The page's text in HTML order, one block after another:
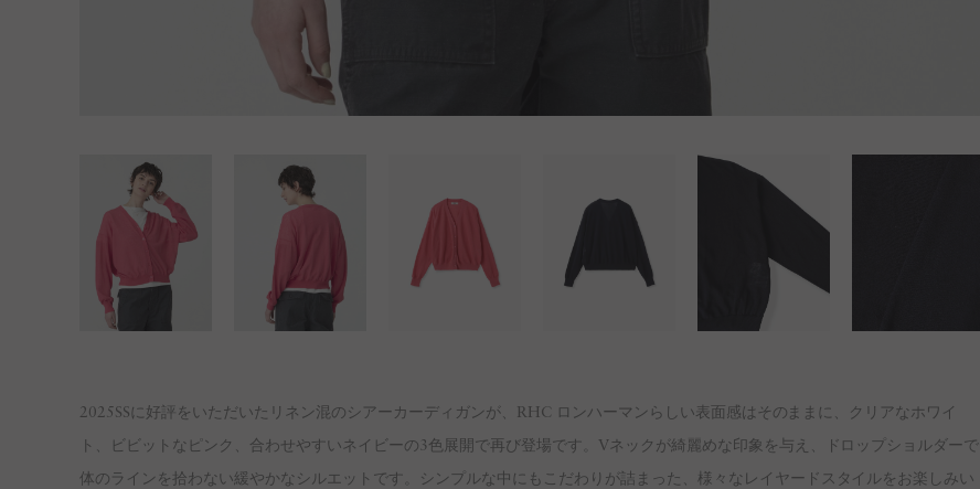
2025SSに好評をいただいたリネン混のシアーカーディガンが、RHC ロンハーマンらしい表面感はそのままに、クリアなホワイ
ト、ビビットなピンク、合わせやすいネイビーの3色展開で再び登場です。Vネックが綺麗めな印象を与え、ドロップショルダーで
体のラインを拾わない緩やかなシルエットです。シンプルな中にもこだわりが詰まった、様々なレイヤードスタイルをお楽しみい